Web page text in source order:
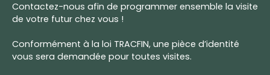
Contactez-nous afin de programmer ensemble la visite
de votre futur chez vous !
Conformément à la loi TRACFIN, une pièce d’identité
vous sera demandée pour toutes visites.